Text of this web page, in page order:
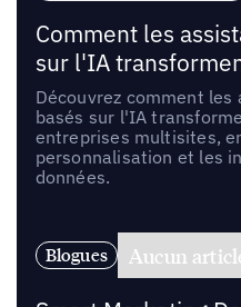
Comment les
sur l'IA
Découvrez comment
basés sur l'IA
entreprises multisites,
personnalisation et les
données.
Blogues Aucun